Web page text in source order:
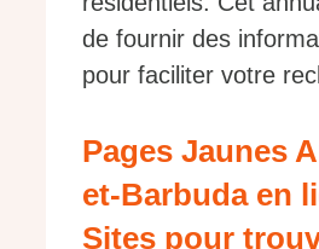
de fournir des
pour faciliter votre
Pages Jaunes
et-Barbuda en
Sites pour